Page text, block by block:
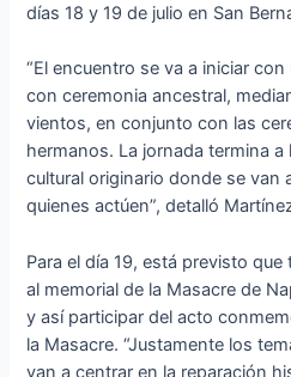
días 18 y 19 de julio en San
“El encuentro se va a iniciar
con ceremonia ancestral,
vientos, en conjunto con las
hermanos. La jornada termina
cultural originario donde se van
quienes actúen”, detalló
Para el día 19, está previsto
al memorial de la Masacre de
y así participar del acto
la Masacre. “Justamente los
van a centrar en la reparación